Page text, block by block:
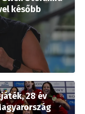
később
28 év